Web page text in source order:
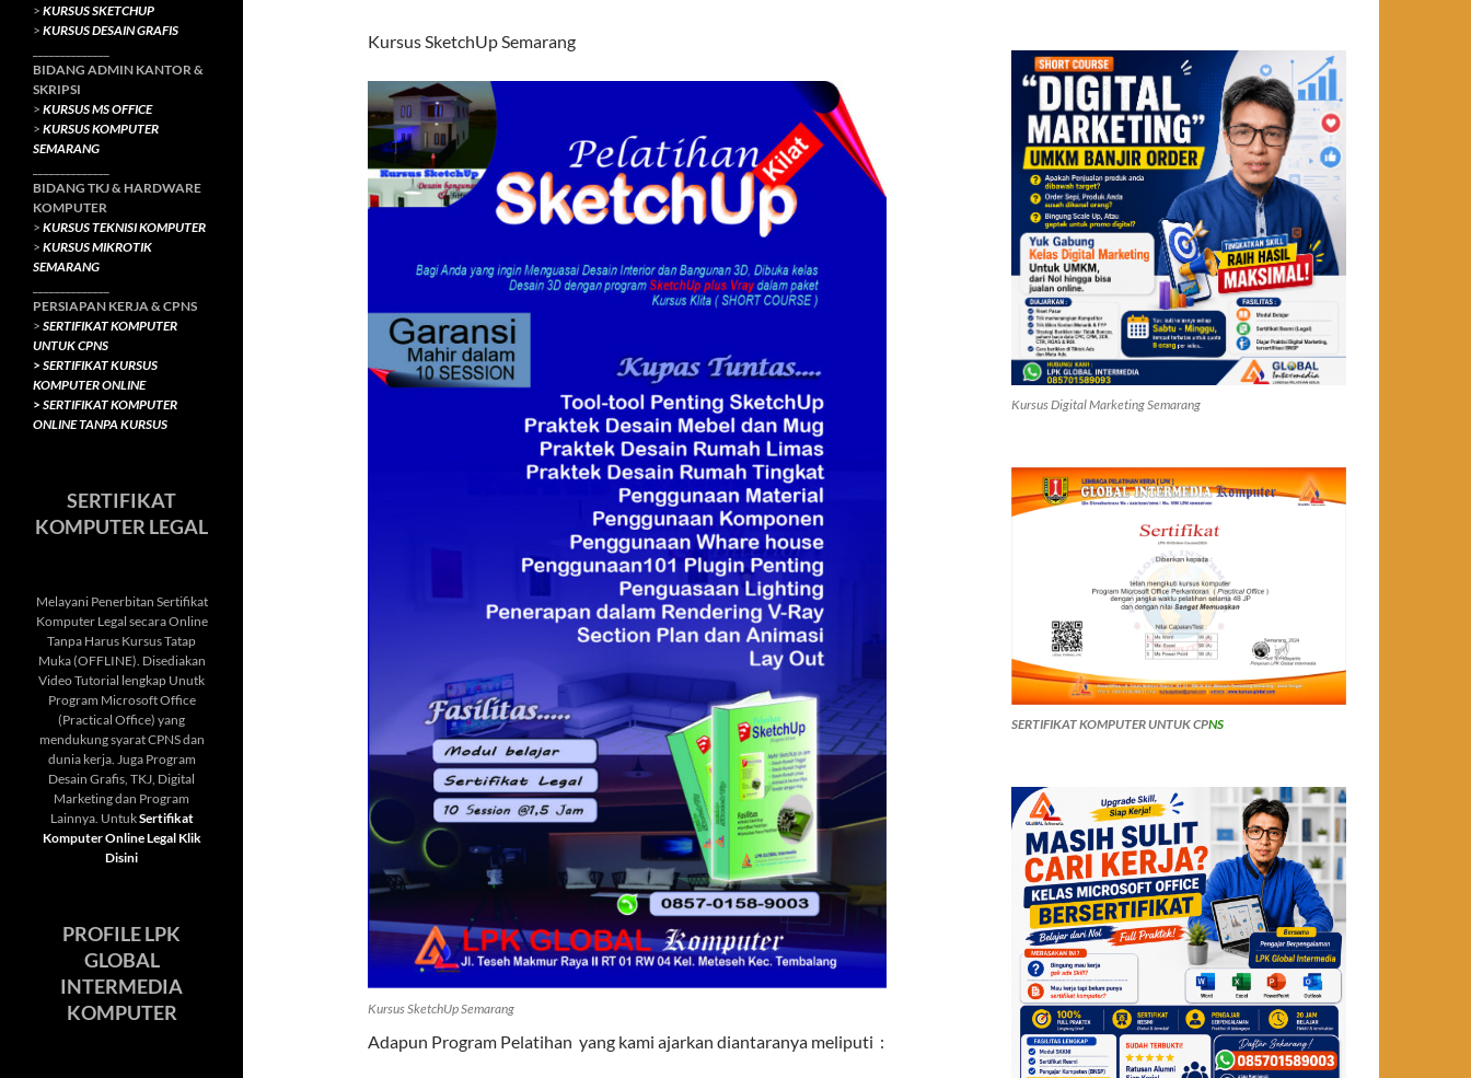
Kursus SketchUp Semarang
Kursus SketchUp Semarang
Adapun Program Pelatihan yang kami ajarkan diantaranya meliputi :
Kursus Digital Marketing Semarang
SERTIFIKAT KOMPUTER UNTUK CPNS
> KURSUS SKETCHUP
> KURSUS DESAIN GRAFIS
BIDANG ADMIN KANTOR &
SKRIPSI
> KURSUS MS OFFICE
> KURSUS KOMPUTER
SEMARANG
BIDANG TKJ& HARDWARE
KOMPUTER
> KURSUS TEKNISI KOMPUTER
> KURSUS MIKROTIK
SEMARANG
PERSIAPAN KERJA & CPNS
> SERTIFIKAT KOMPUTER
UNTUK CPNS
> SERTIFIKAT KURSUS
KOMPUTER ONLINE
> SERTIFIKAT KOMPUTER
ONLINE TANPA KURSUS
SERTIFIKAT
KOMPUTER LEGAL
Melayani Penerbitan Sertifikat
Komputer Legal secara Online
Tanpa Harus Kursus Tatap
Muka (OFFLINE). Disediakan
Video Tutorial lengkap Unutk
Program Microsoft Office
(Practical Office) yang
mendukung syarat CPNS dan
dunia kerja. Juga Program
Desain Grafis, TKJ, Digital
Marketing dan Program
Lainnya. UntukSertifikat
Komputer Online Legal Klik
Disini
PROFILE LPK
GLOBAL
INTERMEDIA
KOMPUTER